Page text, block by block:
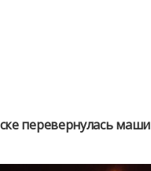
перевернулась